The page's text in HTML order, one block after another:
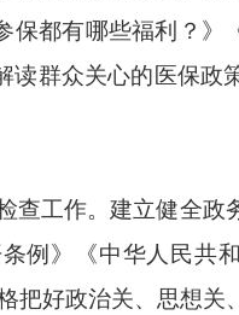
保都有哪些福利？》
读群众关心的医保政
查工作。建立健全
例》《中华人民共
把好政治关、思想关